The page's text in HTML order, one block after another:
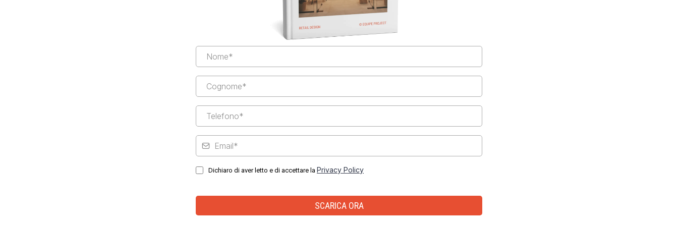
Dichiaro di aver letto e di accettare la Privacy Policy
SCARICA ORA